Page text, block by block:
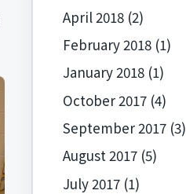
April 2018(2)
February 2018(1)
January 2018(1)
October 2017(4)
September 2017(3)
August 2017(5)
July 2017(1)